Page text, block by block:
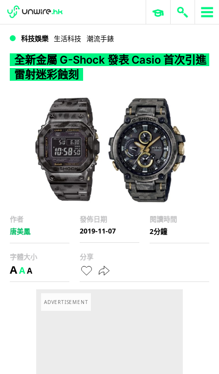
WWDC 2026 ERP 與商業 AI
科技娛樂 生活科技 潮流手錶
全新金屬 G-Shock 發表 Casio 首次引進
雷射迷彩蝕刻
作者
唐美鳳
發佈日期
2019-11-07
閱讀時間
2分鐘
字體大小
AAA
分享
ADVERTISEMENT